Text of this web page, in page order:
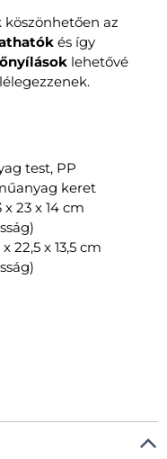
az
és így
lehetővé
test, PP
keret
23 x 14 cm
22,5 x 13,5 cm